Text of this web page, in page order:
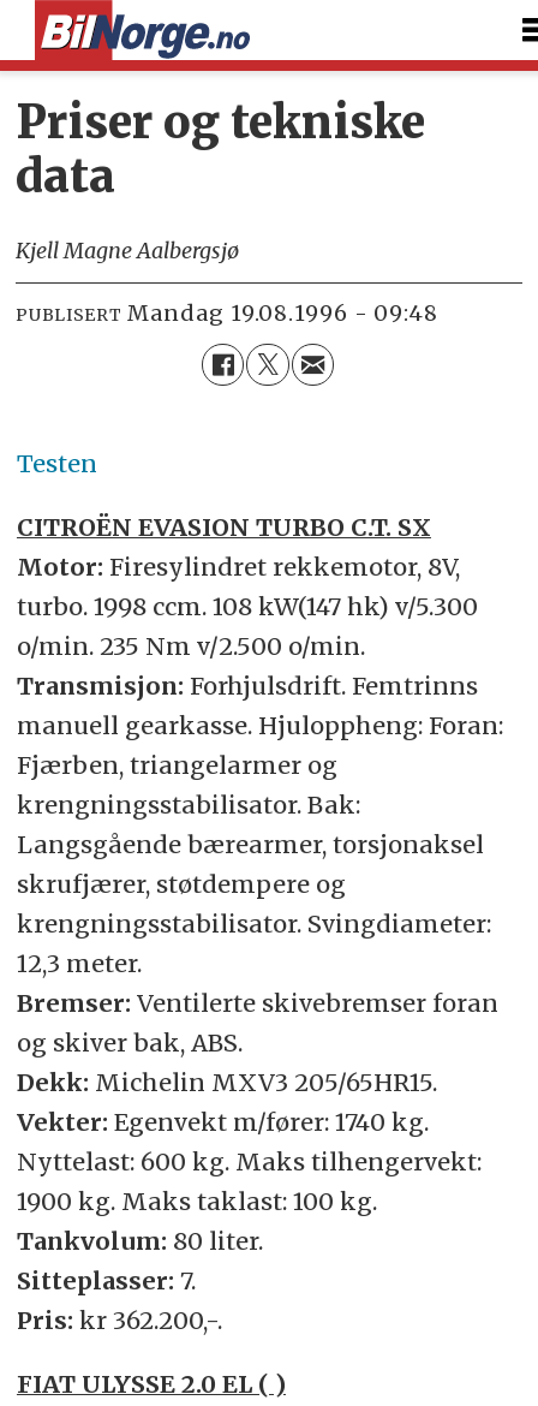
Priser og tekniske
data
Kjell Magne Aalbergsjø
PUBLISERT mandag 19.08.1996 - 09:48
Testen
CITROËN EVASION TURBO C.T. SX
Motor: Firesylindret rekkemotor, 8V,
turbo. 1998 ccm. 108 kW(147 hk) v/5.300
o/min. 235 Nm v/2.500 o/min.
Transmisjon: Forhjulsdrift. Femtrinns
manuell gearkasse. Hjuloppheng: Foran:
Fjærben, triangelarmer og
krengningsstabilisator. Bak:
Langsgående bærearmer, torsjonaksel
skrufjærer, støtdempere og
krengningsstabilisator. Svingdiameter:
12,3 meter.
Bremser: Ventilerte skivebremser foran
og skiver bak, ABS.
Dekk: Michelin MXV3 205/65HR15.
Vekter: Egenvekt m/fører: 1740 kg.
Nyttelast: 600 kg. Maks tilhengervekt:
1900 kg. Maks taklast: 100 kg.
Tankvolum: 80 liter.
Sitteplasser: 7.
Pris: kr 362.200,-.
FIAT ULYSSE 2.0 EL ( )